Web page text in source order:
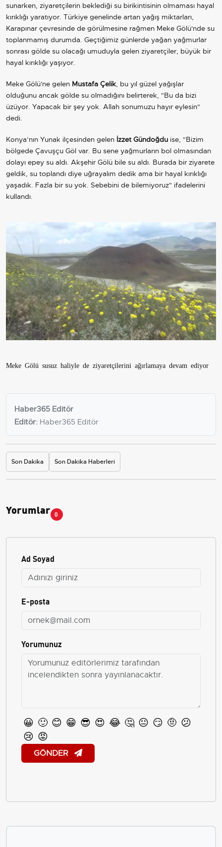
sunarken, ziyaretçilerin beklediği su birikintisinin olmaması hayal
kırıklığı yaratıyor. Türkiye genelinde artan yağış miktarları,
Karapınar çevresinde de görülmesine rağmen Meke Gölü'nde su
toplanmamış durumda. Geçtiğimiz günlerde yağan yağmurlar
sonrası gölde su olacağı umuduyla gelen ziyaretçiler, büyük bir
hayal kırıklığı yaşıyor.
Meke Gölü'ne gelen Mustafa Çelik, bu yıl güzel yağışlar
olduğunu ancak gölde su olmadığını belirterek, "Bu da bizi
üzüyor. Yapacak bir şey yok. Allah sonumuzu hayır eylesin"
dedi.
Konya’nın Yunak ilçesinden gelen İzzet Gündoğdu ise, "Bizim
bölgede Çavuşçu Göl var. Bu sene yağmurların bol olmasından
dolayı epey su aldı. Akşehir Gölü bile su aldı. Burada bir ziyarete
geldik, su toplandı diye uğrayalım dedik ama bir hayal kırıklığı
yaşadık. Fazla bir su yok. Sebebini de bilemiyoruz" ifadelerini
kullandı.
Meke Gölü susuz haliyle de ziyaretçilerini ağırlamaya devam ediyor
Haber365 Editör
Editör: Haber365 Editör
Son Dakika Son Dakika Haberleri
Yorumlar 0
Ad Soyad
E-posta
Yorumunuz
😀 🙂 😊 😁 😎 😍 😂 🤔 😐 😏 🤨 😕
😢 😡
GÖNDER